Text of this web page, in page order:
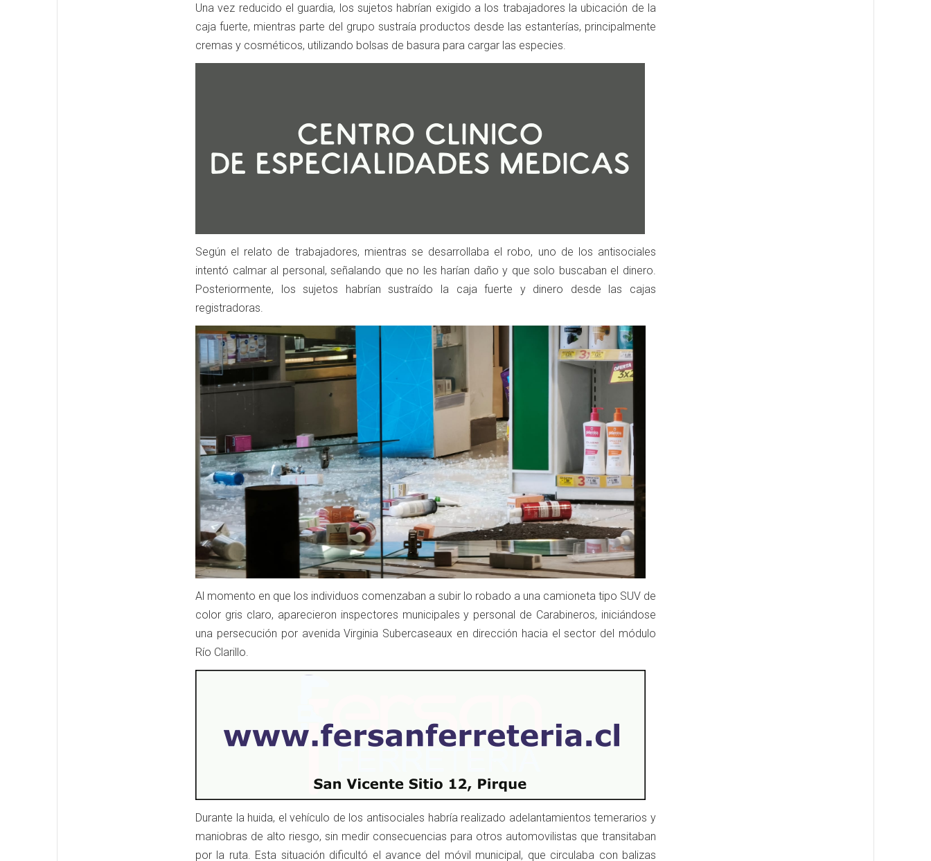
Una vez reducido el guardia, los sujetos habrían exigido a los trabajadores la ubicación de la
caja fuerte, mientras parte del grupo sustraía productos desde las estanterías, principalmente
cremas y cosméticos, utilizando bolsas de basura para cargar las especies.
Según el relato de trabajadores, mientras se desarrollaba el robo, uno de los antisociales
intentó calmar al personal, señalando que no les harían daño y que solo buscaban el dinero.
Posteriormente, los sujetos habrían sustraído la caja fuerte y dinero desde las cajas
registradoras.
Al momento en que los individuos comenzaban a subir lo robado a una camioneta tipo SUV de
color gris claro, aparecieron inspectores municipales y personal de Carabineros, iniciándose
una persecución por avenida Virginia Subercaseaux en dirección hacia el sector del módulo
Río Clarillo.
Durante la huida, el vehículo de los antisociales habría realizado adelantamientos temerarios y
maniobras de alto riesgo, sin medir consecuencias para otros automovilistas que transitaban
por la ruta. Esta situación dificultó el avance del móvil municipal, que circulaba con balizas